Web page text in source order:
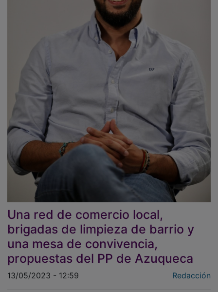
Una red de comercio local,
brigadas de limpieza de barrio y
una mesa de convivencia,
propuestas del PP de Azuqueca